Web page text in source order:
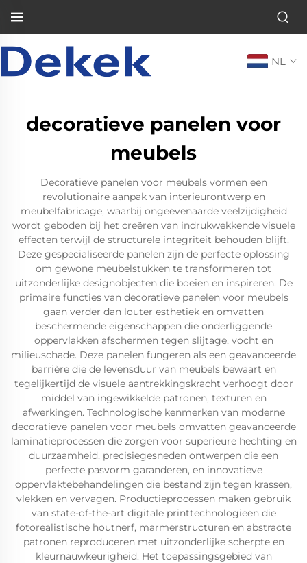
NL
decoratieve panelen voor
meubels
Decoratieve panelen voor meubels vormen een
revolutionaire aanpak van interieurontwerp en
meubelfabricage, waarbij ongeëvenaarde veelzijdigheid
wordt geboden bij het creëren van indrukwekkende visuele
effecten terwijl de structurele integriteit behouden blijft.
Deze gespecialiseerde panelen zijn de perfecte oplossing
om gewone meubelstukken te transformeren tot
uitzonderlijke designobjecten die boeien en inspireren. De
primaire functies van decoratieve panelen voor meubels
gaan verder dan louter esthetiek en omvatten
beschermende eigenschappen die onderliggende
oppervlakken afschermen tegen slijtage, vocht en
milieuschade. Deze panelen fungeren als een geavanceerde
barrière die de levensduur van meubels bewaart en
tegelijkertijd de visuele aantrekkingskracht verhoogt door
middel van ingewikkelde patronen, texturen en
afwerkingen. Technologische kenmerken van moderne
decoratieve panelen voor meubels omvatten geavanceerde
laminatieprocessen die zorgen voor superieure hechting en
duurzaamheid, precisiegesneden ontwerpen die een
perfecte pasvorm garanderen, en innovatieve
oppervlaktebehandelingen die bestand zijn tegen krassen,
vlekken en vervagen. Productieprocessen maken gebruik
van state-of-the-art digitale printtechnologieën die
fotorealistische houtnerf, marmerstructuren en abstracte
patronen reproduceren met uitzonderlijke scherpte en
kleurnauwkeurigheid. Het toepassingsgebied van